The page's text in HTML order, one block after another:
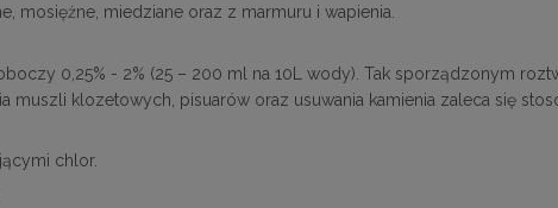
mosiężne, miedziane oraz z marmuru i wapienia.
0,25% - 2% (25 – 200 ml na 10L wody). Tak sporządzonym
klozetowych, pisuarów oraz usuwania kamienia zaleca się
chlor.